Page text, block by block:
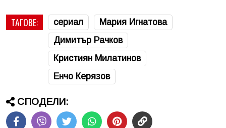
ТАГОВЕ: сериал
Мария Игнатова
Димитър Рачков
Кристиян Милатинов
Енчо Керязов
СПОДЕЛИ: